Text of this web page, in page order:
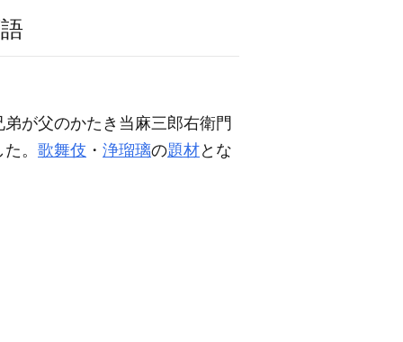
が父のかたき当麻三郎右衛門
。 歌舞伎 ・ 浄瑠璃の題材とな